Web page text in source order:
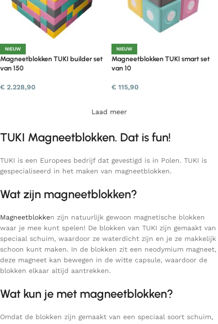
NIEUW
Magneetblokken TUKI builder set
van 150
€ 2.228,90
NIEUW
Magneetblokken TUKI smart set
van 10
€ 115,90
Laad meer
TUKI Magneetblokken. Dat is fun!
TUKI is een Europees bedrijf dat gevestigd is in Polen. TUKI is
gespecialiseerd in het maken van magneetblokken.
Wat zijn magneetblokken?
Magneetblokken zijn natuurlijk gewoon magnetische blokken
waar je mee kunt spelen! De blokken van TUKI zijn gemaakt van
speciaal schuim, waardoor ze waterdicht zijn en je ze makkelijk
schoon kunt maken. In de blokken zit een neodymium magneet,
deze magneet kan bewegen in de witte capsule, waardoor de
blokken elkaar altijd aantrekken.
Wat kun je met magneetblokken?
Omdat de blokken zijn gemaakt van een speciaal soort schuim,